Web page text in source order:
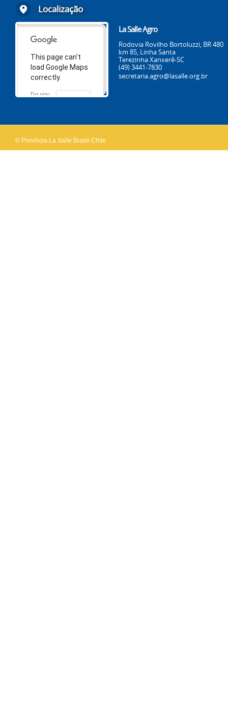
Localização
This page can't
load Google Maps
correctly.
Do you
OK
La Salle Agro
Rodovia Rovilho Bortoluzzi, BR 480
km 85, Linha Santa
Terezinha Xanxerê-SC
(49) 3441-7830
secretaria.agro@lasalle.org.br
© Província La Salle Brasil-Chile